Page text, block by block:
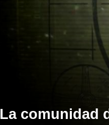
La comunidad